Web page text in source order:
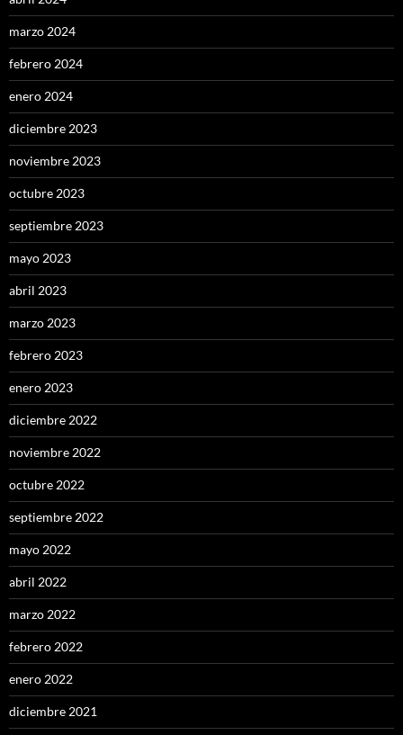
marzo 2024
febrero 2024
enero 2024
diciembre 2023
noviembre 2023
octubre 2023
septiembre 2023
mayo 2023
abril 2023
marzo 2023
febrero 2023
enero 2023
diciembre 2022
noviembre 2022
octubre 2022
septiembre 2022
mayo 2022
abril 2022
marzo 2022
febrero 2022
enero 2022
diciembre 2021